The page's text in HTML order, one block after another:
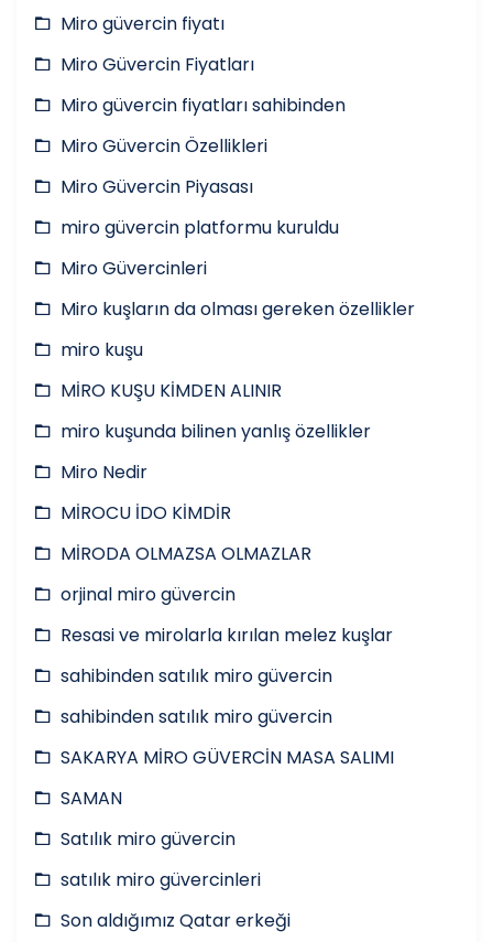
Miro güvercin fiyatı
Miro Güvercin Fiyatları
Miro güvercin fiyatları sahibinden
Miro Güvercin Özellikleri
Miro Güvercin Piyasası
miro güvercin platformu kuruldu
Miro Güvercinleri
Miro kuşların da olması gereken özellikler
miro kuşu
MİRO KUŞU KİMDEN ALINIR
miro kuşunda bilinen yanlış özellikler
Miro Nedir
MİROCU İDO KİMDİR
MİRODA OLMAZSA OLMAZLAR
orjinal miro güvercin
Resasi ve mirolarla kırılan melez kuşlar
sahibinden satılık miro güvercin
sahibinden satılık miro güvercin
SAKARYA MİRO GÜVERCİN MASA SALIMI
SAMAN
Satılık miro güvercin
satılık miro güvercinleri
Son aldığımız Qatar erkeği